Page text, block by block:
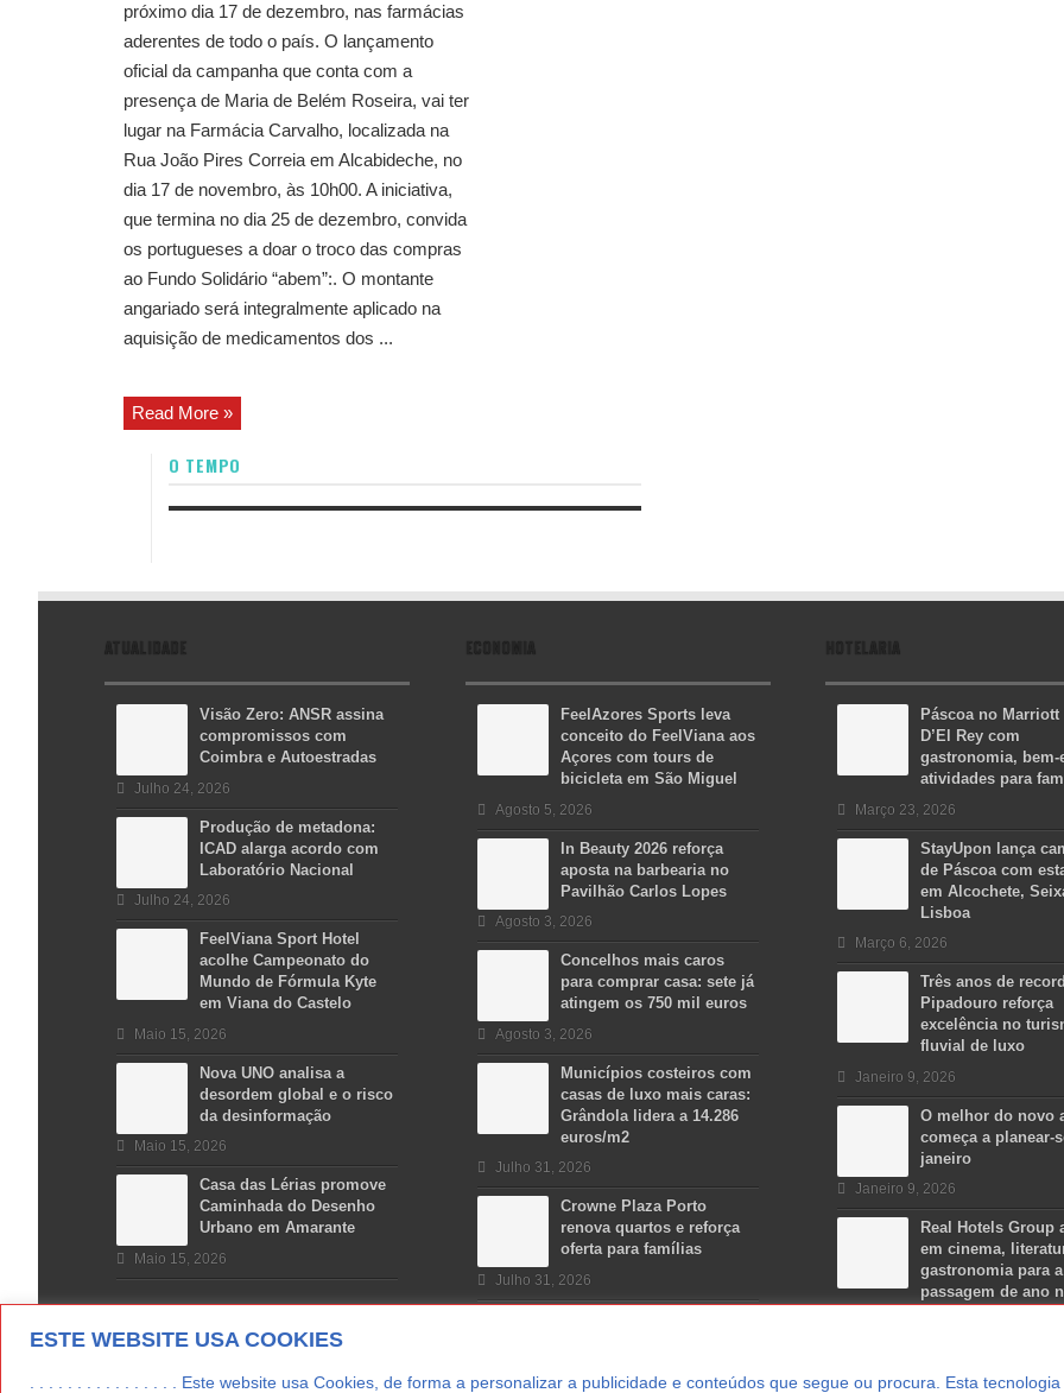
ESTE WEBSITE USA COOKIES
. . . . . . . . . . . . . . . . Este website usa Cookies, de forma a personalizar a publicidade e conteúdos que segue ou procura. Esta
próximo dia 17 de dezembro, nas farmácias
aderentes de todo o país. O lançamento
oficial da campanha que conta com a
presença de Maria de Belém Roseira, vai ter
lugar na Farmácia Carvalho, localizada na
Rua João Pires Correia em Alcabideche, no
dia 17 de novembro, às 10h00. A iniciativa,
que termina no dia 25 de dezembro, convida
os portugueses a doar o troco das compras
ao Fundo Solidário “abem”:. O montante
angariado será integralmente aplicado na
aquisição de medicamentos dos ...
Read More »
O TEMPO
ATUALIDADE
Visão Zero: ANSR assina
compromissos com
Coimbra e Autoestradas
Julho 24, 2026
Produção de metadona:
ICAD alarga acordo com
Laboratório Nacional
Julho 24, 2026
FeelViana Sport Hotel
acolhe Campeonato do
Mundo de Fórmula Kyte
em Viana do Castelo
Maio 15, 2026
Nova UNO analisa a
desordem global e o risco
da desinformação
Maio 15, 2026
Casa das Lérias promove
Caminhada do Desenho
Urbano em Amarante
Maio 15, 2026
ECONOMIA
FeelAzores Sports leva
conceito do FeelViana aos
Açores com tours de
bicicleta em São Miguel
Agosto 5, 2026
In Beauty 2026 reforça
aposta na barbearia no
Pavilhão Carlos Lopes
Agosto 3, 2026
Concelhos mais caros
para comprar casa: sete já
atingem os 750 mil euros
Agosto 3, 2026
Municípios costeiros com
casas de luxo mais caras:
Grândola lidera a 14.286
euros/m2
Julho 31, 2026
Crowne Plaza Porto
renova quartos e reforça
oferta para famílias
Julho 31, 2026
HOTELARIA
Páscoa no Marriott
D’El Rey com
gastronomia, bem-
atividades para
Março 23, 2026
StayUpon lança
de Páscoa com
em Alcochete,
Lisboa
Março 6, 2026
Três anos de
Pipadouro reforça
excelência no
fluvial de luxo
Janeiro 9, 2026
O melhor do novo
começa a planear-
janeiro
Janeiro 9, 2026
Real Hotels Group
em cinema,
gastronomia para a
passagem de ano